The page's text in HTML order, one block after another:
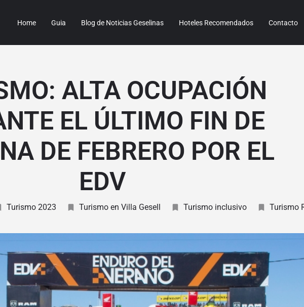
Home Guia Blog de Noticias Geselinas Hoteles Recomendados Contacto
ALTA OCUPACIÓN
EL ÚLTIMO FIN DE
DE FEBRERO POR EL
EDV
Turismo 2023 Turismo en Villa Gesell Turismo inclusivo Turismo